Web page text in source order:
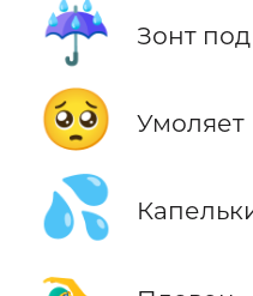
☔ Зонт
🥺 Умоляет
💦